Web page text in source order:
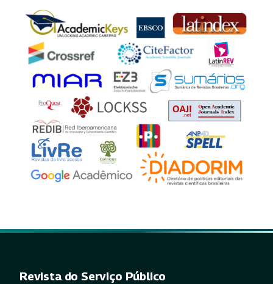
Revista do Serviço Público